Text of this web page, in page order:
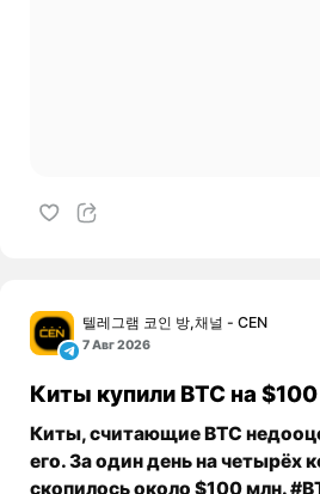
텔레그램 코인 방,채널 - CEN
7 Авг 2026
Киты купили BTC на
Киты, считающие BTC
его. За один день на четырёх
скопилось около $100 млн.